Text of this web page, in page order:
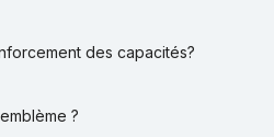
des capacités?
?